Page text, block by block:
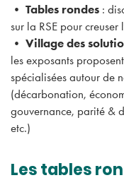
• Tables rondes :
sur la RSE pour creuser
• Village des
les exposants
spécialisées autour de
(décarbonation,
gouvernance, parité &
etc.)
Les tables